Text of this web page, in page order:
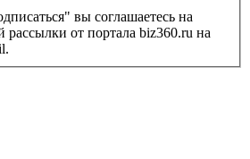
вы соглашаетесь на
рассылки от портала biz360.ru на